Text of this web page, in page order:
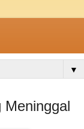
▼
Meninggal